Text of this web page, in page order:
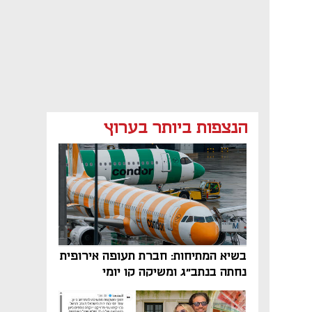
הנצפות ביותר בערוץ
בשיא המתיחות: חברת תעופה אירופית
נחתה בנתב"ג ומשיקה קו יומי